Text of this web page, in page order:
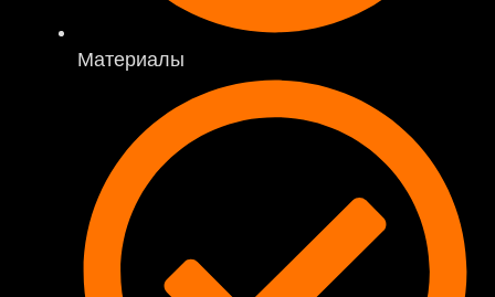
Материалы